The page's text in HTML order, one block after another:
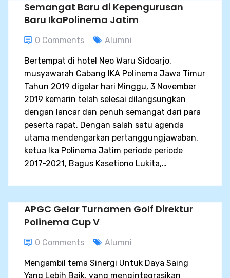
Semangat Baru di Kepengurusan
Baru IkaPolinema Jatim
0 Comments Alumni
Bertempat di hotel Neo Waru Sidoarjo,
musyawarah Cabang IKA Polinema Jawa Timur
Tahun 2019 digelar hari Minggu, 3 November
2019 kemarin telah selesai dilangsungkan
dengan lancar dan penuh semangat dari para
peserta rapat. Dengan salah satu agenda
utama mendengarkan pertanggungjawaban,
ketua Ika Polinema Jatim periode periode
2017-2021, Bagus Kasetiono Lukita,…
APGC Gelar Turnamen Golf Direktur
Polinema Cup V
0 Comments Alumni
Mengambil tema Sinergi Untuk Daya Saing
Yang Lebih Baik, yang mengintegrasikan